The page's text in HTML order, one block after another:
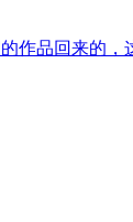
品回来的，